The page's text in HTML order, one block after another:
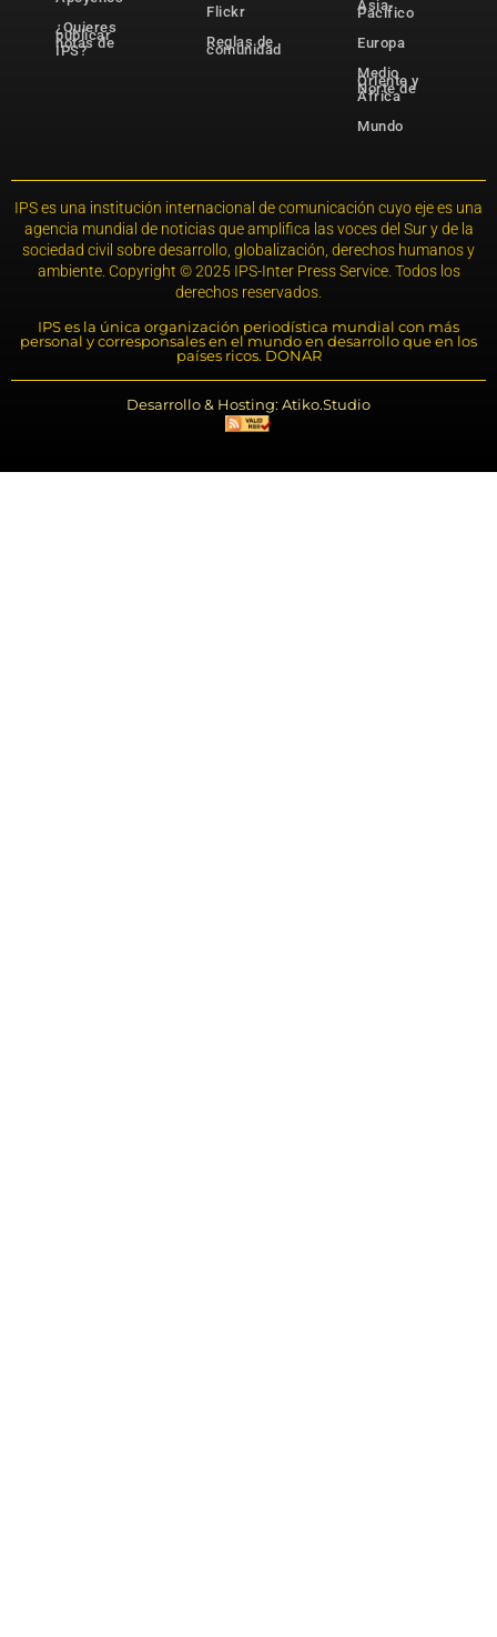
¿Quieres
publicar
notas de
IPS?
Flickr
Reglas de
comunidad
Asia-
Pacífico
Europa
Medio
Oriente y
Norte de
África
Mundo
IPS es una institución internacional de comunicación cuyo eje es una
agencia mundial de noticias que amplifica las voces del Sur y de la
sociedad civil sobre desarrollo, globalización, derechos humanos y
ambiente. Copyright © 2025 IPS-Inter Press Service. Todos los
derechos reservados.
IPS es la única organización periodística mundial con más
personal y corresponsales en el mundo en desarrollo que en los
países ricos. DONAR
Desarrollo & Hosting: Atiko.Studio